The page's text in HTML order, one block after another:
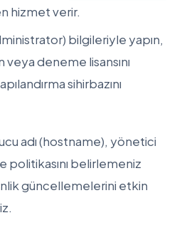
hizmet verir.
bilgileriyle yapın,
veya deneme lisansını
sihirbazını
adı (hostname), yönetici
politikasını belirlemeniz
güncellemelerini etkin